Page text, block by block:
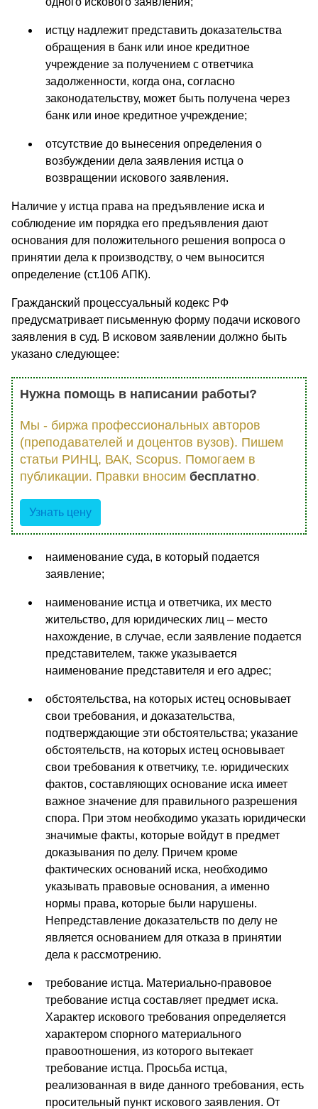
истцу надлежит представить доказательства
обращения в банк или иное кредитное
учреждение за получением с ответчика
задолженности, когда она, согласно
законодательству, может быть получена через
банк или иное кредитное учреждение;
отсутствие до вынесения определения о
возбуждении дела заявления истца о
возвращении искового заявления.
Наличие у истца права на предъявление иска и
соблюдение им порядка его предъявления дают
основания для положительного решения вопроса о
принятии дела к производству, о чем выносится
определение (ст.106 АПК).
Гражданский процессуальный кодекс РФ
предусматривает письменную форму подачи искового
заявления в суд. В исковом заявлении должно быть
указано следующее:
Нужна помощь в написании работы?
Мы - биржа профессиональных авторов
(преподавателей и доцентов вузов). Пишем
статьи РИНЦ, ВАК, Scopus. Помогаем в
публикации. Правки вносим бесплатно.
Узнать цену
наименование суда, в который подается
заявление;
наименование истца и ответчика, их место
жительство, для юридических лиц – место
нахождение, в случае, если заявление подается
представителем, также указывается
наименование представителя и его адрес;
обстоятельства, на которых истец основывает
свои требования, и доказательства,
подтверждающие эти обстоятельства; указание
обстоятельств, на которых истец основывает
свои требования к ответчику, т.е. юридических
фактов, составляющих основание иска имеет
важное значение для правильного разрешения
спора. При этом необходимо указать юридически
значимые факты, которые войдут в предмет
доказывания по делу. Причем кроме
фактических оснований иска, необходимо
указывать правовые основания, а именно
нормы права, которые были нарушены.
Непредставление доказательств по делу не
является основанием для отказа в принятии
дела к рассмотрению.
требование истца. Материально-правовое
требование истца составляет предмет иска.
Характер искового требования определяется
характером спорного материального
правоотношения, из которого вытекает
требование истца. Просьба истца,
реализованная в виде данного требования, есть
просительный пункт искового заявления. От